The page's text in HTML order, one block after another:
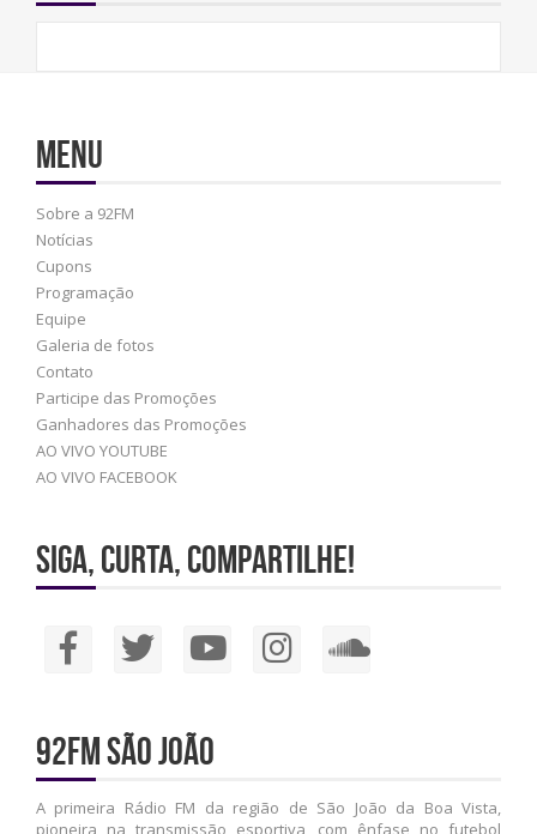
Menu
Sobre a 92FM
Notícias
Cupons
Programação
Equipe
Galeria de fotos
Contato
Participe das Promoções
Ganhadores das Promoções
AO VIVO YOUTUBE
AO VIVO FACEBOOK
Siga, Curta, Compartilhe!
92FM São João
A primeira Rádio FM da região de São João da Boa Vista,
pioneira na transmissão esportiva, com ênfase no futebol